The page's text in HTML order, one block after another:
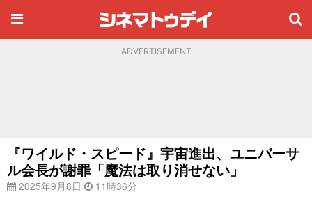
ADVERTISEMENT
『ワイルド・スピード』宇宙進出、ユニバーサ
ル会長が謝罪「魔法は取り消せない」
2025年9月8日
11時36分